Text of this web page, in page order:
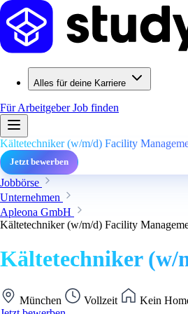
Alles für deine Karriere
Für ArbeitgeberJob finden
Kältetechniker (w/m/d) Facility
Jetzt bewerben
Jobbörse
Unternehmen
Apleona GmbH
Kältetechniker (w/m/d) Facility
Kältetechniker (w/
München Vollzeit
Kein